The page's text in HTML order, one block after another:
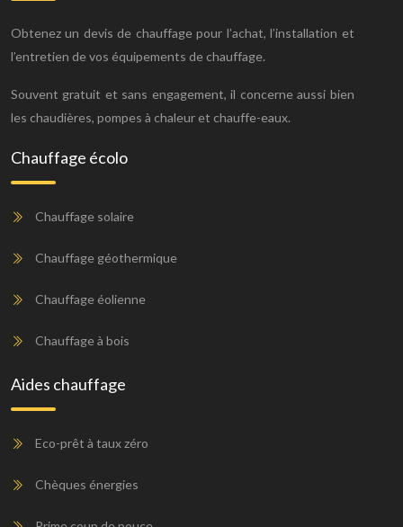
Obtenez un devis de chauffage pour l’achat, l’installation et
l’entretien de vos équipements de chauffage.
Souvent gratuit et sans engagement, il concerne aussi bien
les chaudières, pompes à chaleur et chauffe-eaux.
Chauffage écolo
Chauffage solaire
Chauffage géothermique
Chauffage éolienne
Chauffage à bois
Aides chauffage
Eco-prêt à taux zéro
Chèques énergies